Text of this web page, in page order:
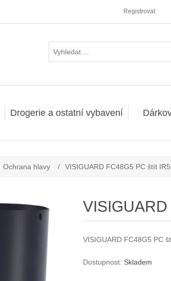
Registrovat
Drogerie a ostatní vybavení
Ochrana hlavy / VISIGUARD FC48G5 PC štít IR5
VISIGUARD FC48G5 PC
Dostupnost: Skladem